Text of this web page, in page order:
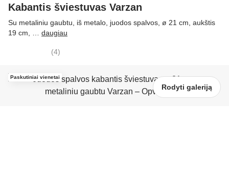
Rodyti galeriją
Paskutiniai vienetai
Kabantis šviestuvas Varzan
Su metaliniu gaubtu, iš metalo, juodos spalvos, ø 21 cm, aukštis
19 cm
daugiau
(4)